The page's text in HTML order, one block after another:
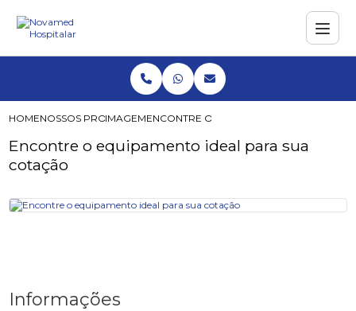
HOMENOSSOS PRODUTOS
IMAGEMENCONTRE O EQUIPAMENTO IDEAL
Encontre o equipamento ideal para sua
cotação
Informações